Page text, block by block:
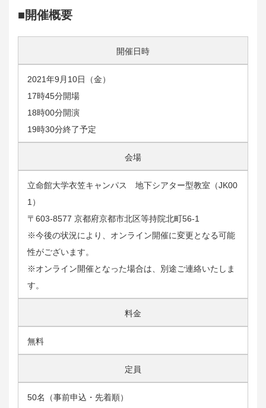
■開催概要
開催日時
2021年9月10日（金）
17時45分開場
18時00分開演
19時30分終了予定
会場
立命館大学衣笠キャンパス 地下シアター型教室（JK00
1）
〒603-8577 京都府京都市北区等持院北町56-1
※今後の状況により、オンライン開催に変更となる可能
性がございます。
※オンライン開催となった場合は、別途ご連絡いたしま
す。
料金
無料
定員
50名（事前申込・先着順）